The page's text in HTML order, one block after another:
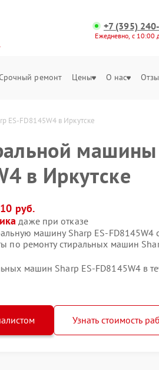
+7 (395)
Ежедневно, с 10:00
ремонт Цены О нас
ES-FD8145W4 в Иркутске
в Иркутске
руб.
даже при отказе
машину Sharp ES-FD8145W4
по ремонту стиральных машин
машин Sharp ES-FD8145W4 в
Узнать стоимость